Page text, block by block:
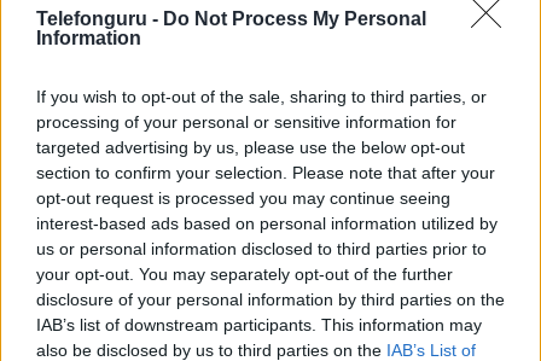
Telefonguru - Do Not Process My Personal
Information
If you wish to opt-out of the sale, sharing to third parties, or
processing of your personal or sensitive information for
targeted advertising by us, please use the below opt-out
section to confirm your selection. Please note that after your
opt-out request is processed you may continue seeing
interest-based ads based on personal information utilized by
us or personal information disclosed to third parties prior to
your opt-out. You may separately opt-out of the further
disclosure of your personal information by third parties on the
IAB’s list of downstream participants. This information may
also be disclosed by us to third parties on the IAB’s List of
267.000 Ft (új)
Nyugati GSM
250.000 Ft (használt)